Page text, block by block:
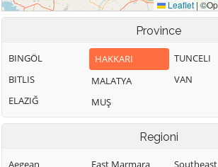
Province
BINGÖL
BITLIS
ELAZIĞ
HAKKARI
MALATYA
MUŞ
TUNCELI
VAN
Regioni
Aegean
East Marmara
Southeast